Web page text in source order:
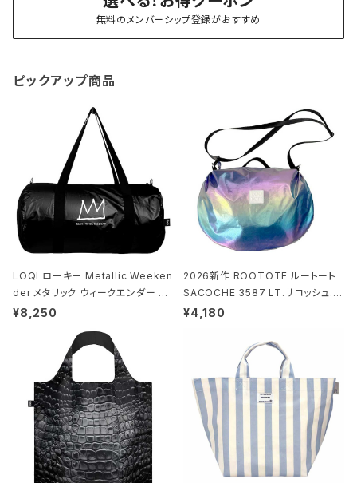
無料のメンバーシップ登録がおすすめ
ピックアップ商品
LOQI ローキー Metallic Weeken
der メタリック ウィークエンダー ボ
ストンバッグ ショルダーバッグ JEAN
ck ジャン=ミッシェル・バスキア/クラ
ウン ブラック
¥8,250
2026新作 ROOTOTE ルートート
SACOCHE 3587 LT.サコッシュ.ル
ミエ-B ショルダーバッグ グロスネイ
¥4,180